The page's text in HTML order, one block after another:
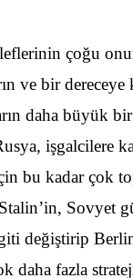
çoğu
ve bir
daha büyük
işgalcilere
bu kadar çok
Sovyet
değiştirip
daha fazla